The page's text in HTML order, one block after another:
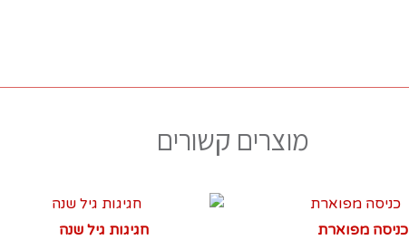
מוצרים קשורים
כניסה מפוארת
חגיגות גיל שנה